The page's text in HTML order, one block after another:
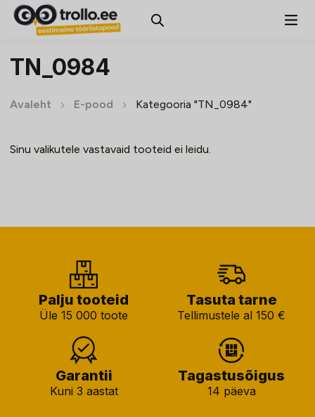
TN_0984
Avaleht E-pood Kategooria "TN_0984"
Sinu valikutele vastavaid tooteid ei leidu.
Palju tooteid
Üle 15 000 toote
Tasuta tarne
Tellimustele al 150 €
Garantii
Kuni 3 aastat
Tagastusõigus
14 päeva